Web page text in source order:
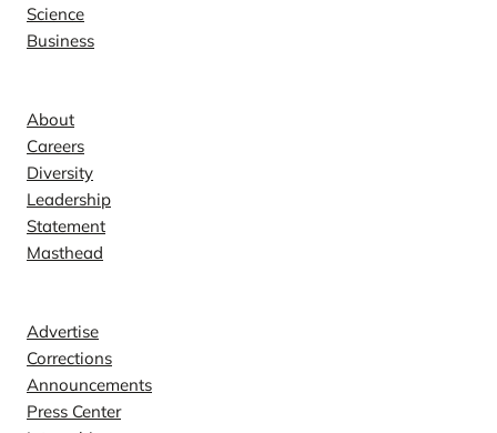
Science
Business
About
Careers
Diversity
Leadership
Statement
Masthead
Advertise
Corrections
Announcements
Press Center